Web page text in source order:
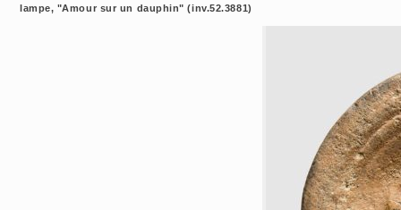
lampe, "Amour sur un dauphin" (inv.52.3881)